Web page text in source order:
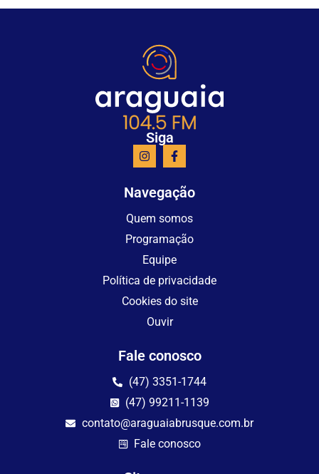
Siga
Navegação
Quem somos
Programação
Equipe
Política de privacidade
Cookies do site
Ouvir
Fale conosco
(47) 3351-1744
(47) 99211-1139
contato@araguaiabrusque.com.br
Fale conosco